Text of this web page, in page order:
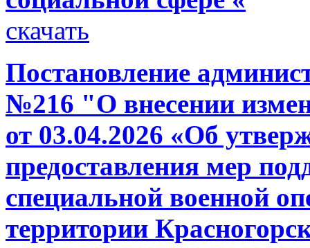
скачать
Постановление
№216 "О внесении
от 03.04.2026 «Об
предоставления мер
специальной военной
территории